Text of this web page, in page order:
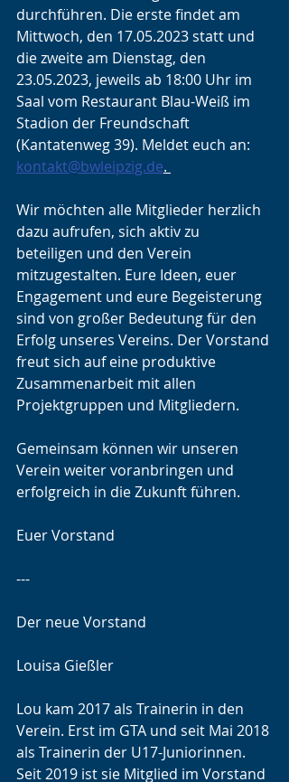
durchführen. Die erste findet am
Mittwoch, den 17.05.2023 statt und
die zweite am Dienstag, den
23.05.2023, jeweils ab 18:00 Uhr im
Saal vom Restaurant Blau-Weiß im
Stadion der Freundschaft
(Kantatenweg 39). Meldet euch an:
kontakt@bwleipzig.de.
Wir möchten alle Mitglieder herzlich
dazu aufrufen, sich aktiv zu
beteiligen und den Verein
mitzugestalten. Eure Ideen, euer
Engagement und eure Begeisterung
sind von großer Bedeutung für den
Erfolg unseres Vereins. Der Vorstand
freut sich auf eine produktive
Zusammenarbeit mit allen
Projektgruppen und Mitgliedern.
Gemeinsam können wir unseren
Verein weiter voranbringen und
erfolgreich in die Zukunft führen.
Euer Vorstand
---
Der neue Vorstand
Louisa Gießler
Lou kam 2017 als Trainerin in den
Verein. Erst im GTA und seit Mai 2018
als Trainerin der U17-Juniorinnen.
Seit 2019 ist sie Mitglied im Vorstand